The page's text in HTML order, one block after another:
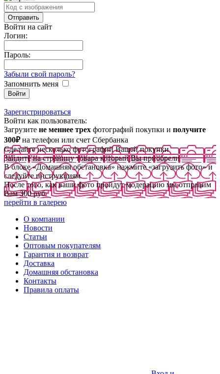
Войти на сайт
Логин:
Пароль:
Забыли свой пароль?
Запомнить меня
Зарегистрироваться
Войти как пользователь:
Загрузите не меннее трех фотографий покупки и получите
300₽на телефон или счет Сбербанка
Сделайте несколько фотографий Вашей покупки
Зайдите на страницу товара который Вы приобрели
В блоке «Домашняя обстановка» нажмите «загрузить фото» и
следуйте инструкциям
После того, как ваши фото пройдут модерацию мы отправим
Вам 300 руб
перейти в галерею
О компании
Новости
Статьи
Оптовым покупателям
Гарантия и возврат
Доставка
Домашняя обстановка
Контакты
Правила оплаты